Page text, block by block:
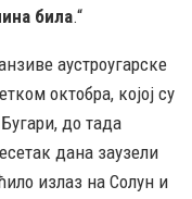
била.“
аустроугарске
октобра, којој су
до тада
дана заузели
излаз на Солун и